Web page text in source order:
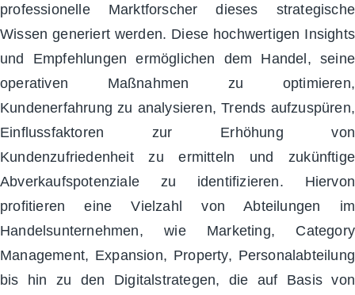
professionelle Marktforscher dieses strategische
Wissen generiert werden. Diese hochwertigen Insights
und Empfehlungen ermöglichen dem Handel, seine
operativen Maßnahmen zu optimieren,
Kundenerfahrung zu analysieren, Trends aufzuspüren,
Einflussfaktoren zur Erhöhung von
Kundenzufriedenheit zu ermitteln und zukünftige
Abverkaufspotenziale zu identifizieren. Hiervon
profitieren eine Vielzahl von Abteilungen im
Handelsunternehmen, wie Marketing, Category
Management, Expansion, Property, Personalabteilung
bis hin zu den Digitalstrategen, die auf Basis von